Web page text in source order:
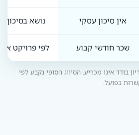
אין סיכון עסקי נושא בסיכון
שכר חודשי קבוע לפי פרויקט או
בודד אינו מכריע. הסיווג הסופי נקבע לפי
בפועל.